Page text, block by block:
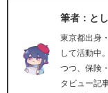
筆者：と
東京都出身
して活動中
つつ、保険
タビュー記